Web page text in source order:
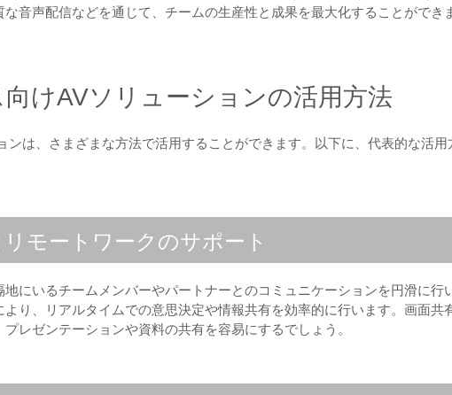
音声配信などを通じて、チームの生産性と成果を最大化することができ
けAVソリューションの活用方法
ンは、さまざまな方法で活用することができます。以下に、代表的な活用
モートワークのサポート
にいるチームメンバーやパートナーとのコミュニケーションを円滑に行
り、リアルタイムでの意思決定や情報共有を効率的に行います。画面共
レゼンテーションや資料の共有を容易にするでしょう。